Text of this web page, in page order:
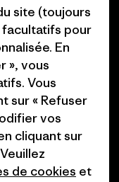
Plan du
site (toujours
facultatifs pour
En
», vous
Vous
sur « Refuser
vos
cliquant sur
de cookies et